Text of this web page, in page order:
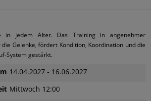
in jedem Alter. Das Training in angenehmer
Gelenke, fördert Kondition, Koordination und die
System gestärkt.
14.04.2027 - 16.06.2027
Mittwoch 12:00